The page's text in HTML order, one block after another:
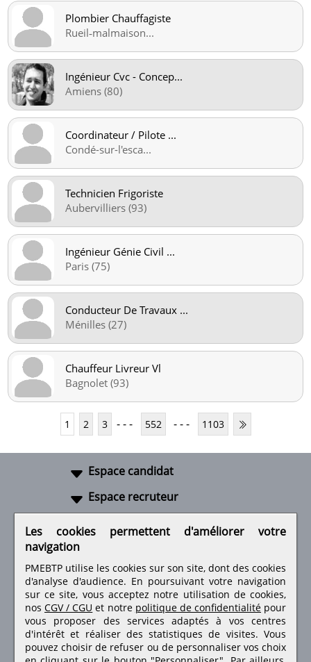
Plombier Chauffagiste
Rueil‑malmaison...
Ingénieur Cvc - Concep...
Amiens (80)
Coordinateur / Pilote ...
Condé-sur-l'esca...
Technicien Frigoriste
Aubervilliers (93)
Ingénieur Génie Civil ...
Paris (75)
Conducteur De Travaux ...
Ménilles (27)
Chauffeur Livreur Vl
Bagnolet (93)
1 2 3 - - - 552 - - - 1103
Espace candidat
Espace recruteur
Retrouvez-nous sur les réseaux sociaux
Les cookies permettent d'améliorer votre
navigation
PMEBTP utilise les cookies sur son site, dont des cookies
d'analyse d'audience. En poursuivant votre navigation
sur ce site, vous acceptez notre utilisation de cookies,
nos CGV / CGU et notre politique de confidentialité pour
vous proposer des services adaptés à vos centres
d'intérêt et réaliser des statistiques de visites.Vous
pouvez choisir de refuser ou de personnaliser vos choix